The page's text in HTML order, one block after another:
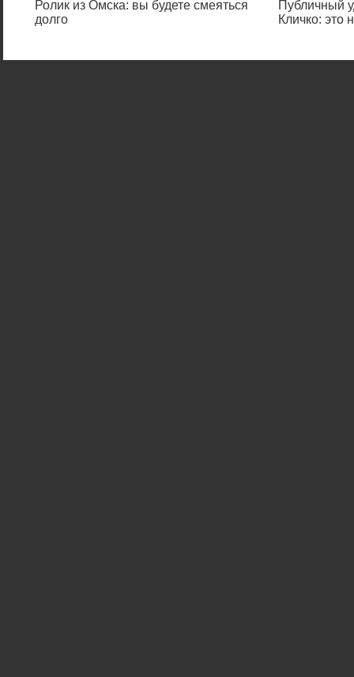
Ролик из Омска: вы будете смеяться
долго
Публичный
Кличко: это